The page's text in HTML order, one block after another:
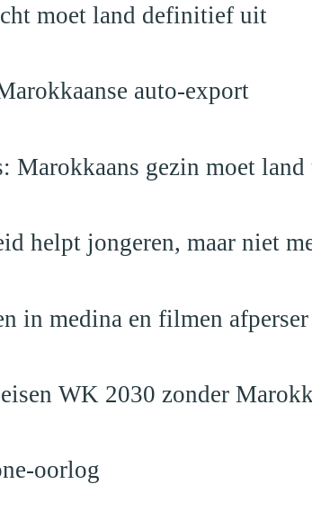
moet land definitief uit
auto-export
Marokkaans gezin moet
helpt jongeren, maar niet
in medina en filmen afperser
WK 2030 zonder
oorlog